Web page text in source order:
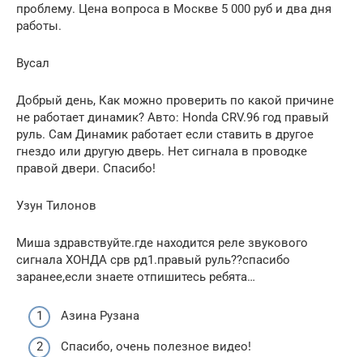
проблему. Цена вопроса в Москве 5 000 руб и два дня
работы.
Вусал
Добрый день, Как можно проверить по какой причине
не работает динамик? Авто: Honda CRV.96 год правый
руль. Сам Динамик работает если ставить в другое
гнездо или другую дверь. Нет сигнала в проводке
правой двери. Спасибо!
Узун Тилонов
Миша здравствуйте.где находится реле звукового
сигнала ХОНДА срв рд1.правый руль??спасибо
заранее,если знаете отпишитесь ребята…
Азина Рузана
Спасибо, очень полезное видео!